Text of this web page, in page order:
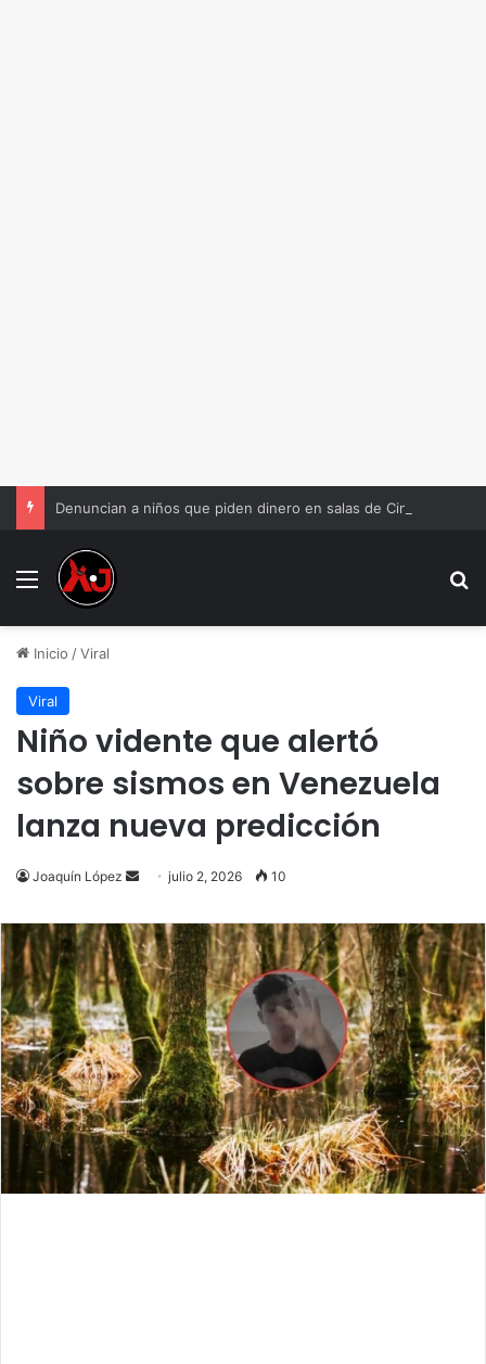
Menu
Inicio /Viral
Viral
Niño vidente que alertó
sobre sismos en Venezuela
lanza nueva predicción
Joaquín López
Send
email
julio 2, 2026 10